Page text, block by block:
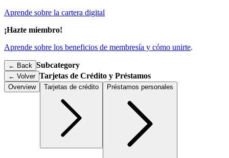
Aprende sobre la cartera digital
¡Hazte miembro!
Aprende sobre los beneficios de membresía y cómo unirte.
← Back Subcategory
← Volver Tarjetas de Crédito y Préstamos
Overview Tarjetas de crédito Préstamos personales